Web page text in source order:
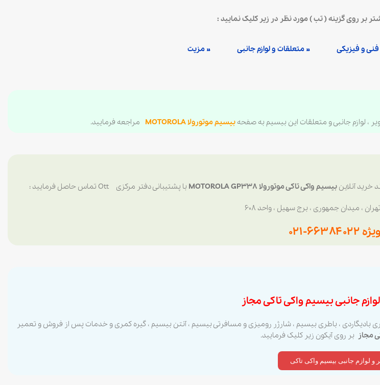
بر روی گزینه ( تب ) مورد نظر در زیر کلیک نمایید :
و فیزیکی » متعلقات و لوازم جانبی » مزیت
، لوازم جانبی و متعلقات این بیسیم به صفحهبیسیم موتورولا MOTOROLA مراجعه فرمایید.
خرید آنلاینبیسیم واکی تاکی موتورولا MOTOROLA GP338 با پشتیبانی دفتر مرکزی Ott تماس حاصل فرمایید :
تهران ، میدان جمهوری ، برج سهیل ، واحد ۶۰۸
۰۲۱
جانبی بیسیم واکی تاکی مجاز
بادیگاردی ، باطری بیسیم ، شارژر رومیزی و مسافرتی بیسیم ، آنتن بیسیم ، گیره کمری و خدمات پس از فروش و تعمیر
مجاز بر روی آیکون زیر کلیک فرمایید.
و لوازم جانبی بیسیم واکی تاکی